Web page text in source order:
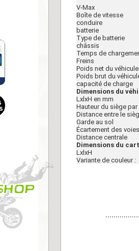
V-Max
Boîte de vitesse
conduire
batterie
Type de batterie
châssis
Temps de
Freins
Poids net du véhicule
Poids brut du
capacité de charge
Dimensions du
LxlxH en mm
Hauteur du siège
Distance entre le
Garde au sol
Écartement des
Distance centrale
Dimensions du
LxlxH
Variante de couleur :